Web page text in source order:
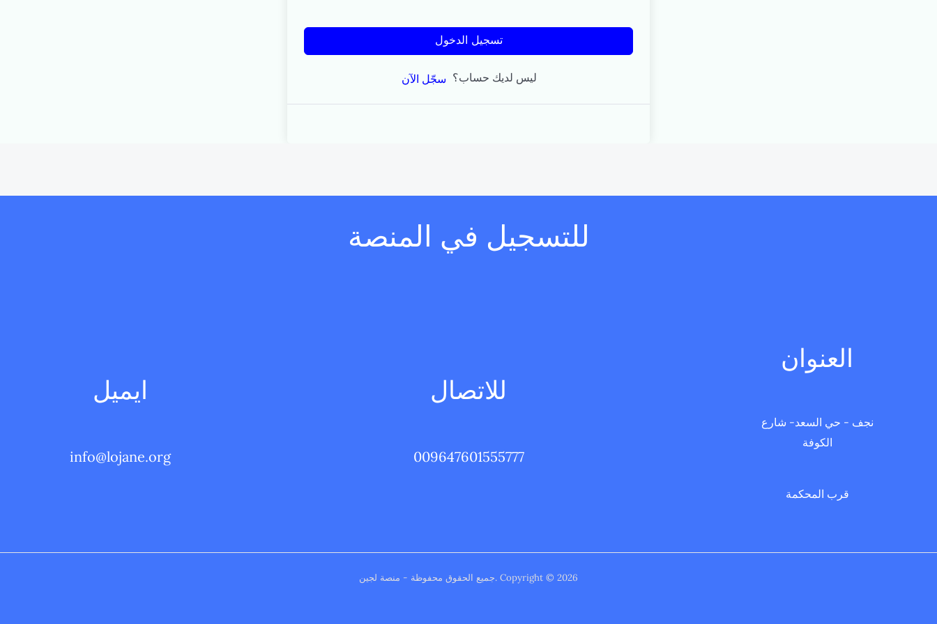
تسجيل الدخول
ليس لديك حساب؟ سجّل الآن
للتسجيل في المنصة
العنوان
نجف - حي السعد- شارع
الكوفة
قرب المحكمة
للاتصال
009647601555777
ايميل
info@lojane.org
Copyright © 2026 .جميع الحقوق محفوظة - منصة لجين